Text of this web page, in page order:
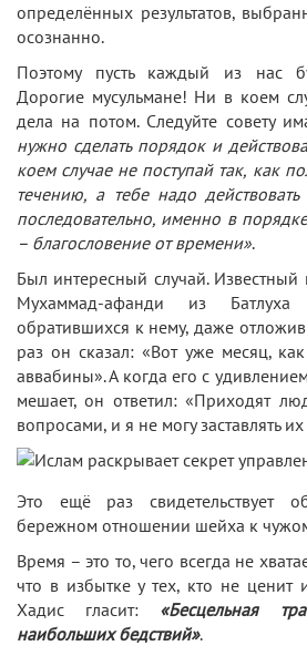
определённых результатов,
осознанно.
Поэтому пусть каждый из нас
Дорогие мусульмане! Ни в коем
дела на потом. Следуйте совету
нужно сделать порядок и
коем случае не поступай так, как
течению, а тебе надо
последовательно, именно в
– благословение от времени».
Был интересный случай.
Мухаммад-афанди из Батлуха
обратившихся к нему, даже
раз он сказал: «Вот уже месяц,
аввабины». А когда его с
мешает, он ответил: «Приходят
вопросами, и я не могу заставлять
Это ещё раз свидетельствует
бережном отношении шейха к
Время – это то, чего всегда не
что в избытке у тех, кто не ценит
Хадис гласит: «Бесцельная
наибольших бедствий».